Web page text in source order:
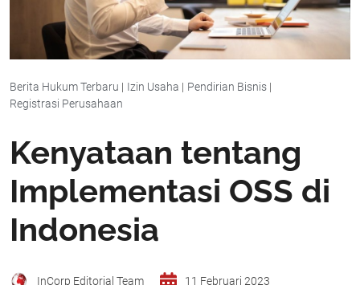
Berita Hukum Terbaru | Izin Usaha | Pendirian Bisnis |
Registrasi Perusahaan
Kenyataan tentang
Implementasi OSS di
Indonesia
InCorp Editorial Team
11 Februari 2023